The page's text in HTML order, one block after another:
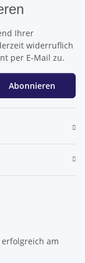
Ihrer
widerruflich
per E-Mail zu.
Abonnieren
erfolgreich am